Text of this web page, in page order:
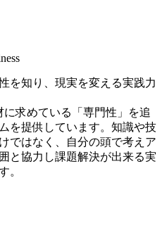
を知り、現実を変える実践力
求めている「専門性」を追
を提供しています。知識や技
ではなく、自分の頭で考えア
と協力し課題解決が出来る実
。